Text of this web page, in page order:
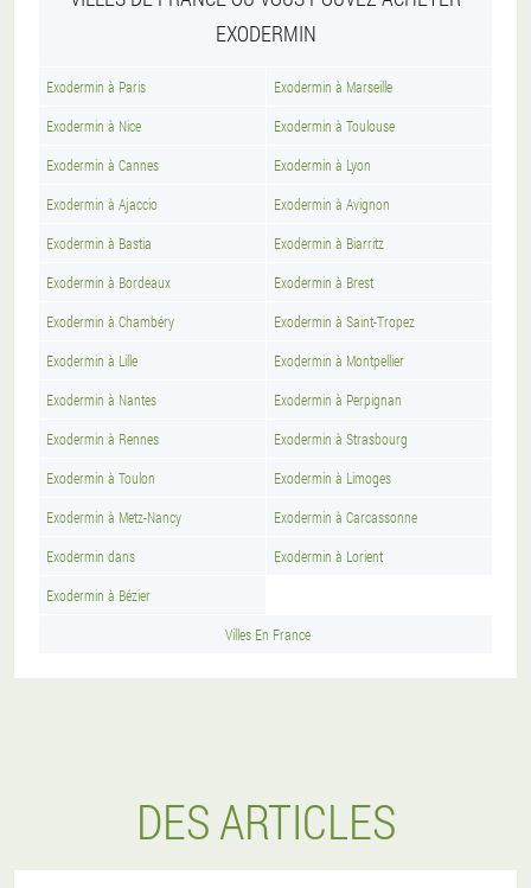
EXODERMIN
Exodermin à Paris Exodermin à Marseille
Exodermin à Nice Exodermin à Toulouse
Exodermin à Cannes Exodermin à Lyon
Exodermin à Ajaccio Exodermin à Avignon
Exodermin à Bastia Exodermin à Biarritz
Exodermin à Bordeaux Exodermin à Brest
Exodermin à Chambéry Exodermin à Saint-Tropez
Exodermin à Lille Exodermin à Montpellier
Exodermin à Nantes Exodermin à Perpignan
Exodermin à Rennes Exodermin à Strasbourg
Exodermin à Toulon Exodermin à Limoges
Exodermin à Metz-Nancy Exodermin à Carcassonne
Exodermin dans Exodermin à Lorient
Exodermin à Bézier
Villes En France
DES ARTICLES